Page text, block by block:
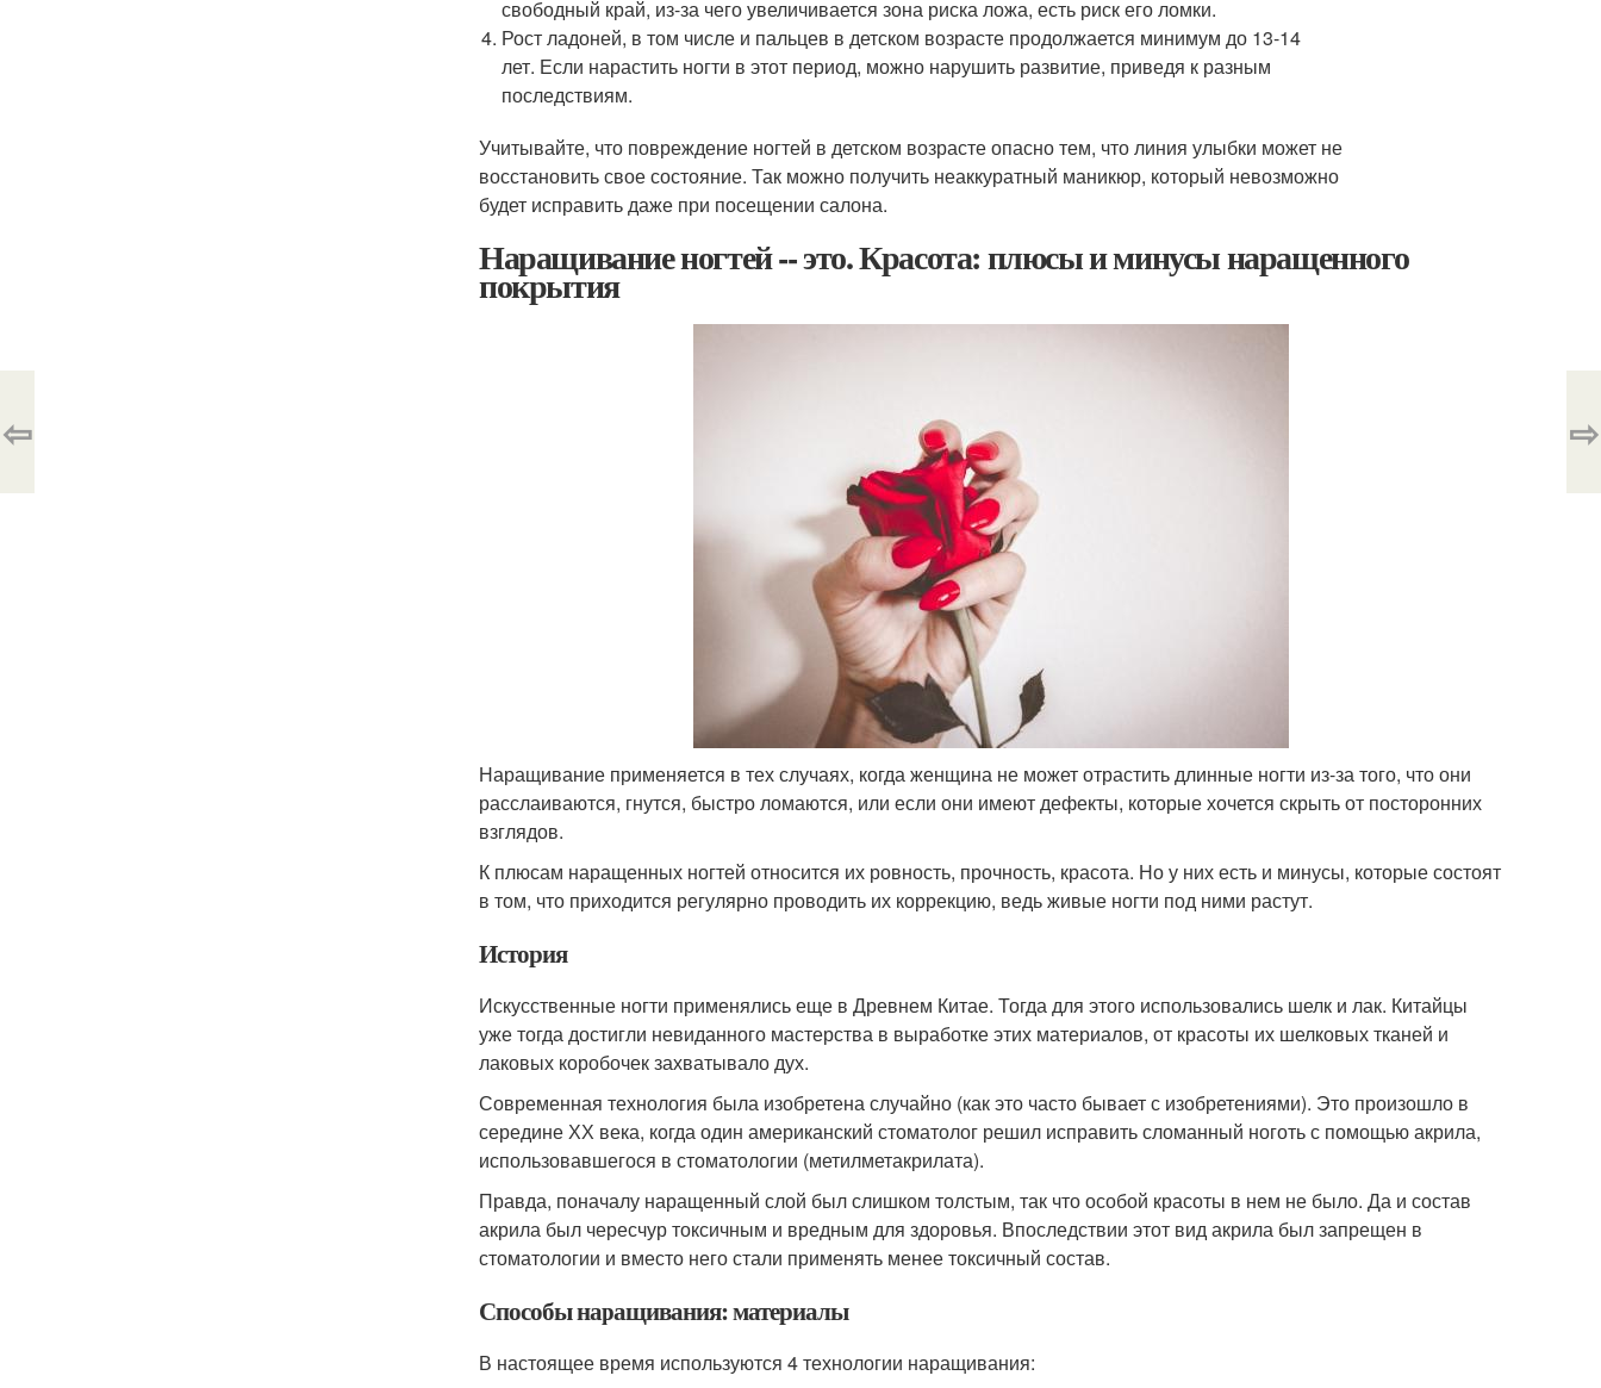
свободный край, из-за чего увеличивается зона риска ложа, есть риск его ломки.
Рост ладоней, в том числе и пальцев в детском возрасте продолжается минимум до 13-14
лет. Если нарастить ногти в этот период, можно нарушить развитие, приведя к разным
последствиям.
Учитывайте, что повреждение ногтей в детском возрасте опасно тем, что линия улыбки может не
восстановить свое состояние. Так можно получить неаккуратный маникюр, который невозможно
будет исправить даже при посещении салона.
Наращивание ногтей -- это. Красота: плюсы и минусы наращенного
покрытия
Наращивание применяется в тех случаях, когда женщина не может отрастить длинные ногти из-за того, что они
расслаиваются, гнутся, быстро ломаются, или если они имеют дефекты, которые хочется скрыть от посторонних
взглядов.
К плюсам наращенных ногтей относится их ровность, прочность, красота. Но у них есть и минусы, которые состоят
в том, что приходится регулярно проводить их коррекцию, ведь живые ногти под ними растут.
История
Искусственные ногти применялись еще в Древнем Китае. Тогда для этого использовались шелк и лак. Китайцы
уже тогда достигли невиданного мастерства в выработке этих материалов, от красоты их шелковых тканей и
лаковых коробочек захватывало дух.
Современная технология была изобретена случайно (как это часто бывает с изобретениями). Это произошло в
середине ХХ века, когда один американский стоматолог решил исправить сломанный ноготь с помощью акрила,
использовавшегося в стоматологии (метилметакрилата).
Правда, поначалу наращенный слой был слишком толстым, так что особой красоты в нем не было. Да и состав
акрила был чересчур токсичным и вредным для здоровья. Впоследствии этот вид акрила был запрещен в
стоматологии и вместо него стали применять менее токсичный состав.
Способы наращивания: материалы
В настоящее время используются 4 технологии наращивания:
⇦ ⇨